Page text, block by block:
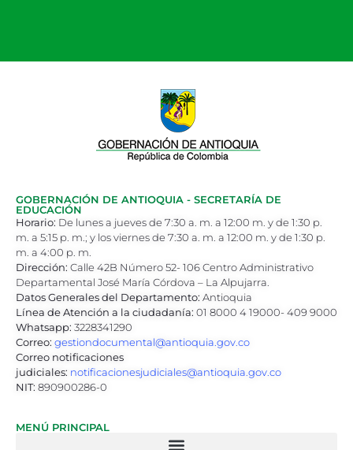
GOBERNACIÓN DE ANTIOQUIA - SECRETARÍA DE
EDUCACIÓN
Horario: De lunes a jueves de 7:30 a. m. a 12:00 m. y de 1:30 p.
m. a 5:15 p. m.; y los viernes de 7:30 a. m. a 12:00 m. y de 1:30 p.
m. a 4:00 p. m.
Dirección: Calle 42B Número 52- 106 Centro Administrativo
Departamental José María Córdova – La Alpujarra.
Datos Generales del Departamento: Antioquia
Línea de Atención a la ciudadanía: 01 8000 4 19000- 409 9000
Whatsapp: 3228341290
Correo: gestiondocumental@antioquia.gov.co
Correo notificaciones
judiciales: notificacionesjudiciales@antioquia.gov.co
NIT: 890900286-0
MENÚ PRINCIPAL